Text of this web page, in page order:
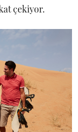
çekiyor.